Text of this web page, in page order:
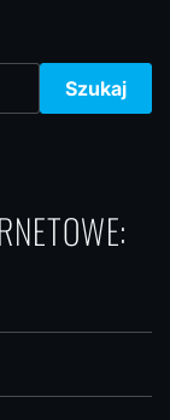
Szukaj